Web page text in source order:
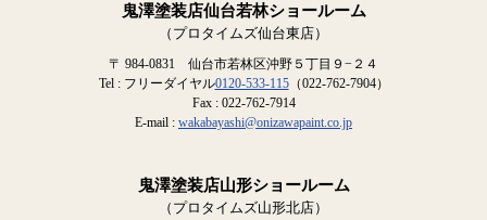
鬼澤塗装店仙台若林ショールーム
（プロタイムズ仙台東店）
〒 984-0831 仙台市若林区沖野５丁目９−２４
Tel : フリーダイヤル0120-533-115（022-762-7904）
Fax : 022-762-7914
E-mail : wakabayashi@onizawapaint.co.jp
鬼澤塗装店山形ショールーム
（プロタイムズ山形北店）